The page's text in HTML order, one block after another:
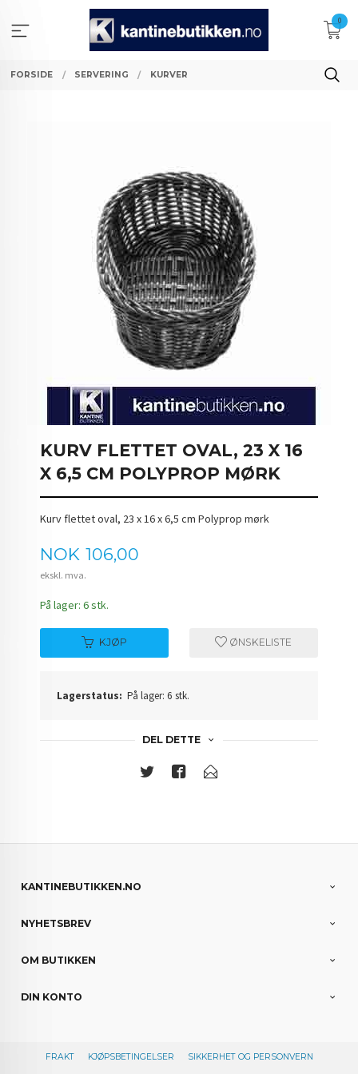
innholdet
0
FORSIDE SERVERING KURVER
KURV FLETTET OVAL, 23 X 16
X 6,5 CM POLYPROP MØRK
Kurv flettet oval, 23 x 16 x 6,5 cm Polyprop mørk
Pris
NOK 106,00
ekskl. mva.
På lager: 6 stk.
KJØP ØNSKELISTE
Lagerstatus: På lager: 6 stk.
DEL DETTE
KANTINEBUTIKKEN.NO
NYHETSBREV
OM BUTIKKEN
DIN KONTO
FRAKT KJØPSBETINGELSER SIKKERHET OG PERSONVERN